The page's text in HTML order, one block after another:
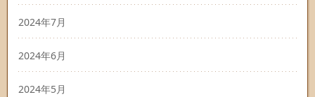
2024年7月
2024年6月
2024年5月